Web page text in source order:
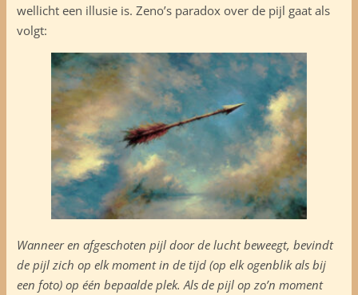
wellicht een illusie is. Zeno’s paradox over de pijl gaat als
volgt:
Wanneer en afgeschoten pijl door de lucht beweegt, bevindt
de pijl zich op elk moment in de tijd (op elk ogenblik als bij
een foto) op één bepaalde plek. Als de pijl op zo’n moment